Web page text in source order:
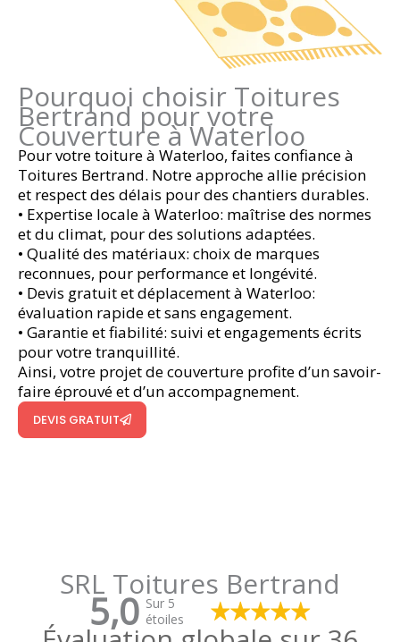
Pourquoi choisir Toitures
Bertrand pour votre
Couverture à Waterloo
Pour votre toiture à Waterloo, faites confiance à
Toitures Bertrand. Notre approche allie précision
et respect des délais pour des chantiers durables.
• Expertise locale à Waterloo: maîtrise des normes
et du climat, pour des solutions adaptées.
• Qualité des matériaux: choix de marques
reconnues, pour performance et longévité.
• Devis gratuit et déplacement à Waterloo:
évaluation rapide et sans engagement.
• Garantie et fiabilité: suivi et engagements écrits
pour votre tranquillité.
Ainsi, votre projet de couverture profite d’un savoir-
faire éprouvé et d’un accompagnement.
DEVIS GRATUIT
SRL Toitures Bertrand
5,0 Sur 5
étoiles